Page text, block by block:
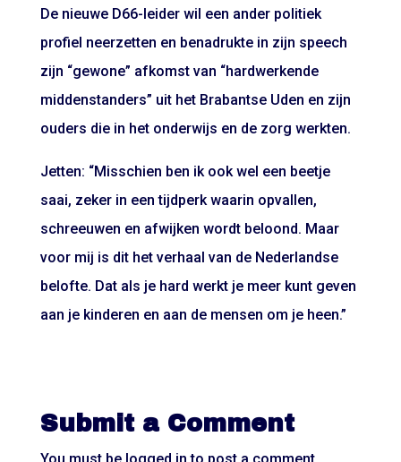
De nieuwe D66-leider wil een ander politiek
profiel neerzetten en benadrukte in zijn speech
zijn “gewone” afkomst van “hardwerkende
middenstanders” uit het Brabantse Uden en zijn
ouders die in het onderwijs en de zorg werkten.
Jetten: “Misschien ben ik ook wel een beetje
saai, zeker in een tijdperk waarin opvallen,
schreeuwen en afwijken wordt beloond. Maar
voor mij is dit het verhaal van de Nederlandse
belofte. Dat als je hard werkt je meer kunt geven
aan je kinderen en aan de mensen om je heen.”
Submit a Comment
You must be logged in to post a comment.